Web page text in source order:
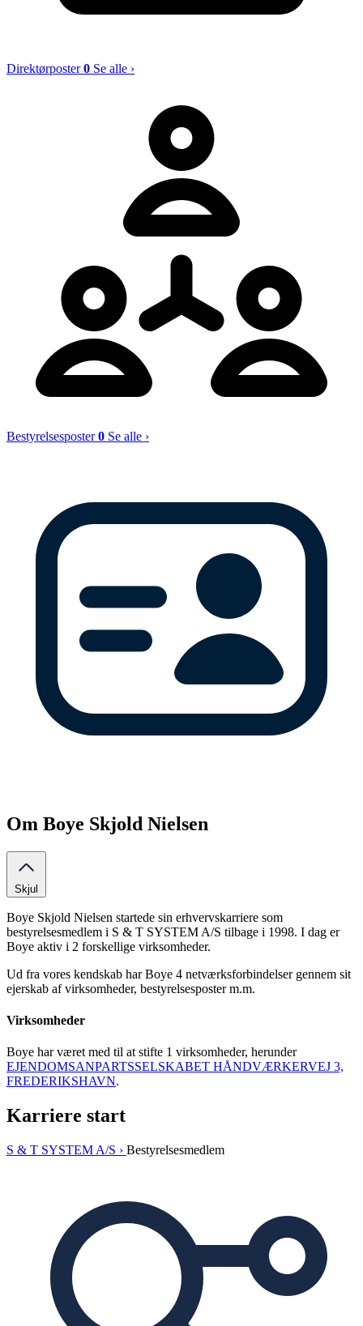
Direktørposter0 Se alle ›
Bestyrelsesposter0 Se alle ›
Om Boye Skjold Nielsen
Skjul
Boye Skjold Nielsen startede sin erhvervskarriere som
bestyrelsesmedlem i S & T SYSTEM A/S tilbage i 1998. I dag er
Boye aktiv i 2 forskellige virksomheder.
Ud fra vores kendskab har Boye 4 netværksforbindelser gennem sit
ejerskab af virksomheder, bestyrelsesposter m.m.
Virksomheder
Boye har været med til at stifte 1 virksomheder, herunder
EJENDOMSANPARTSSELSKABET HÅNDVÆRKERVEJ 3,
FREDERIKSHAVN.
Karriere start
S & T SYSTEM A/S › Bestyrelsesmedlem